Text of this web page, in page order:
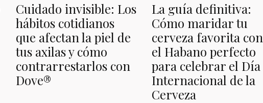
Cuidado invisible: Los
hábitos cotidianos
que afectan la piel de
tus axilas y cómo
contrarrestarlos con
Dove®️
La guía definitiva:
Cómo maridar tu
cerveza favorita con
el Habano perfecto
para celebrar el Día
Internacional de la
Cerveza